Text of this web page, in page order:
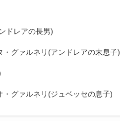
ドレアの長男)
グァルネリ(アンドレアの末息子)
グァルネリ(ジュベッセの息子)